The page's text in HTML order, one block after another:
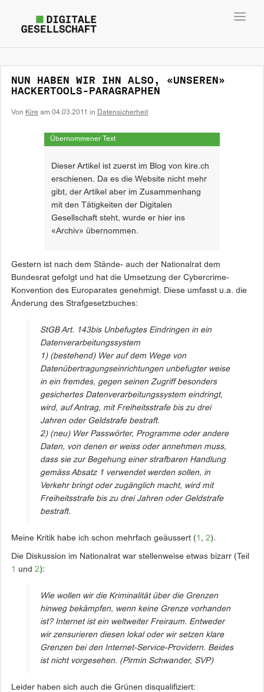
NUN HABEN WIR IHN ALSO, «UNSEREN»
HACKERTOOLS-PARAGRAPHEN
Von Kire am 04.03.2011 in Datensicherheit
Übernommener Text
Dieser Artikel ist zuerst im Blog von kire.ch
erschienen. Da es die Website nicht mehr
gibt, der Artikel aber im Zusammenhang
mit den Tätigkeiten der Digitalen
Gesellschaft steht, wurde er hier ins
«Archiv» übernommen.
Gestern ist nach dem Stände- auch der Nationalrat dem
Bundesrat gefolgt und hat die Umsetzung der Cybercrime-
Konvention des Europarates genehmigt. Diese umfasst u.a. die
Änderung des Strafgesetzbuches:
StGB Art. 143bis Unbefugtes Eindringen in ein
Datenverarbeitungssystem
1) (bestehend) Wer auf dem Wege von
Datenübertragungseinrichtungen unbefugter weise
in ein fremdes, gegen seinen Zugriff besonders
gesichertes Datenverarbeitungssystem eindringt,
wird, auf Antrag, mit Freiheitsstrafe bis zu drei
Jahren oder Geldstrafe bestraft.
2) (neu) Wer Passwörter, Programme oder andere
Daten, von denen er weiss oder annehmen muss,
dass sie zur Begehung einer strafbaren Handlung
gemäss Absatz 1 verwendet werden sollen, in
Verkehr bringt oder zugänglich macht, wird mit
Freiheitsstrafe bis zu drei Jahren oder Geldstrafe
bestraft.
Meine Kritik habe ich schon mehrfach geäussert (1 , 2).
Die Diskussion im Nationalrat war stellenweise etwas bizarr (Teil
1
und 2):
Wie wollen wir die Kriminalität über die Grenzen
hinweg bekämpfen, wenn keine Grenze vorhanden
ist? Internet ist ein weltweiter Freiraum. Entweder
wir zensurieren diesen lokal oder wir setzen klare
Grenzen bei den Internet-Service-Providern. Beides
ist nicht vorgesehen. (Pirmin Schwander, SVP)
Leider haben sich auch die Grünen disqualifiziert: